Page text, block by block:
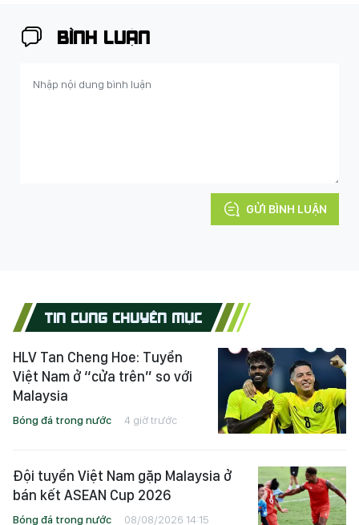
BÌNH LUẬN
GỬI BÌNH LUẬN
TIN CÙNG CHUYÊN MỤC
HLV Tan Cheng Hoe: Tuyển
Việt Nam ở “cửa trên” so với
Malaysia
Bóng đá trong nước 4 giờ trước
Đội tuyển Việt Nam gặp Malaysia ở
bán kết ASEAN Cup 2026
Bóng đá trong nước 08/08/2026 14:15